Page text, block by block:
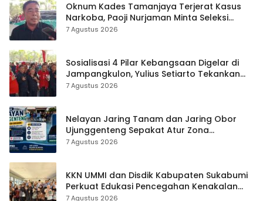
Oknum Kades Tamanjaya Terjerat Kasus
Narkoba, Paoji Nurjaman Minta Seleksi
Calon Kades Diperketat
7 Agustus 2026
Sosialisasi 4 Pilar Kebangsaan Digelar di
Jampangkulon, Yulius Setiarto Tekankan
Pentingnya Persatuan
7 Agustus 2026
Nelayan Jaring Tanam dan Jaring Obor
Ujunggenteng Sepakat Atur Zona
Penangkapan
7 Agustus 2026
KKN UMMI dan Disdik Kabupaten Sukabumi
Perkuat Edukasi Pencegahan Kenakalan
Remaja di SMPN 2 Tegalbuleud
7 Agustus 2026